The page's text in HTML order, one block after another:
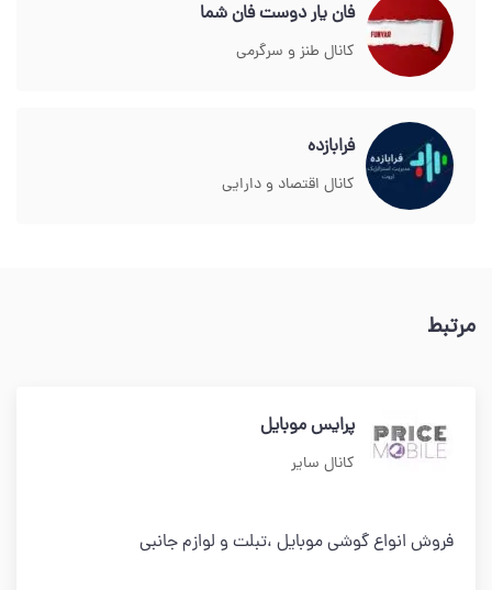
فان یار دوست فان شما
کانال طنز و سرگرمی
فرابازده
کانال اقتصاد و دارایی
مرتبط
پرايس موبايل
کانال سایر
فروش انواع گوشي موبايل ،تبلت و لوازم جانبي